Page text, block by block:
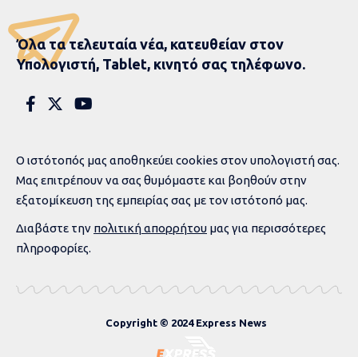
Όλα τα τελευταία νέα, κατευθείαν στον
Υπολογιστή, Tablet, κινητό σας τηλέφωνο.
Ο ιστότοπός μας αποθηκεύει cookies στον υπολογιστή σας.
Μας επιτρέπουν να σας θυμόμαστε και βοηθούν στην
εξατομίκευση της εμπειρίας σας με τον ιστότοπό μας.
Διαβάστε την πολιτική απορρήτου μας για περισσότερες
πληροφορίες.
Copyright © 2024 Express News